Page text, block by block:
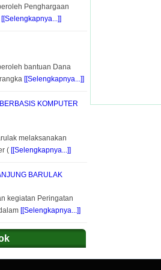
Penghargaan
[[Selengkapnya...]]
bantuan Dana
[[Selengkapnya...]]
KOMPUTER
melaksanakan
( [[Selengkapnya...]]
BARULAK
kegiatan Peringatan
[[Selengkapnya...]]